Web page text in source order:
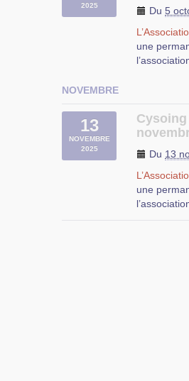
rue
Durant
questions
de l’aide
Dans une
se
lelogiciel
Cette
2025
Du 5
une
Durant
questions
de l’aide
NOVEMBRE
13
NOVEMBRE
2025
Du 13
une